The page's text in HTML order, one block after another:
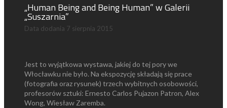
„Human Being and Being Human” w Galerii
„Suszarnia”
Data dodania 7 sierpnia 2015
Jest to wyjątkowa wystawa, jakiej do tej pory we
Włocławku nie było. Na ekspozycję składają się prace
(fotografia oraz rysunek) trzech wybitnych osobowości,
profesorów sztuki: Ernesto Carlos Pujazon Patron, Alex
Wong, Wiesław Zaremba.